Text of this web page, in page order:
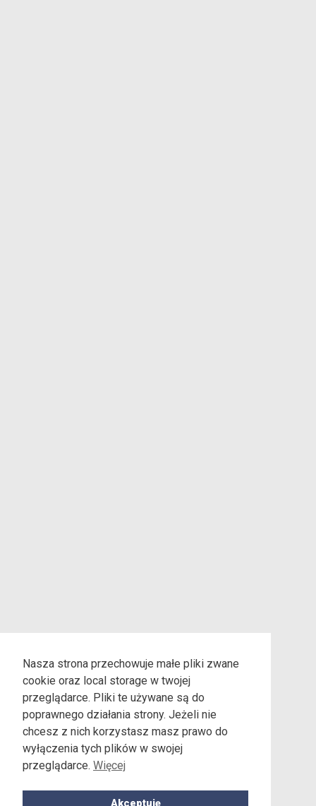
Nasza strona przechowuje małe pliki zwane
cookie oraz local storage w twojej
przeglądarce. Pliki te używane są do
poprawnego działania strony. Jeżeli nie
chcesz z nich korzystasz masz prawo do
wyłączenia tych plików w swojej
przeglądarce. Więcej